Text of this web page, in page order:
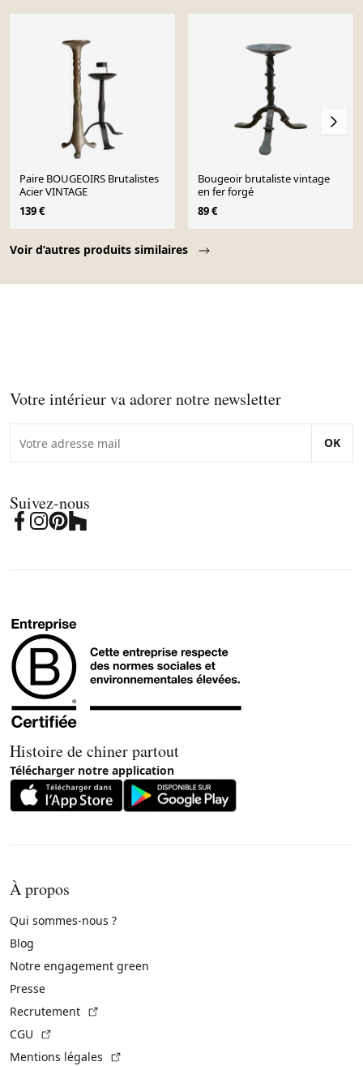
Voir d’autres produits similaires
Paire BOUGEOIRS Brutalistes
Acier VINTAGE
139 €
Bougeoir brutaliste vintage
en fer forgé
89 €
Votre intérieur va adorer notre newsletter
OK
Suivez-nous
Histoire de chiner partout
Télécharger notre application
À propos
Qui sommes-nous ?
Blog
Notre engagement green
Presse
Recrutement
CGU
Mentions légales